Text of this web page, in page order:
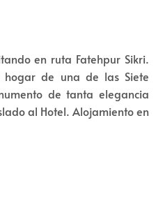
en ruta Fatehpur Sikri.
de una de las Siete
de tanta elegancia
al Hotel. Alojamiento en